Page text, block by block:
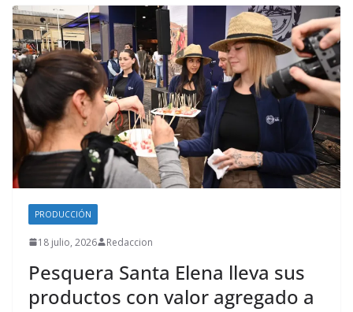
PRODUCCIÓN
18 julio, 2026 Redaccion
Pesquera Santa Elena lleva sus
productos con valor agregado a